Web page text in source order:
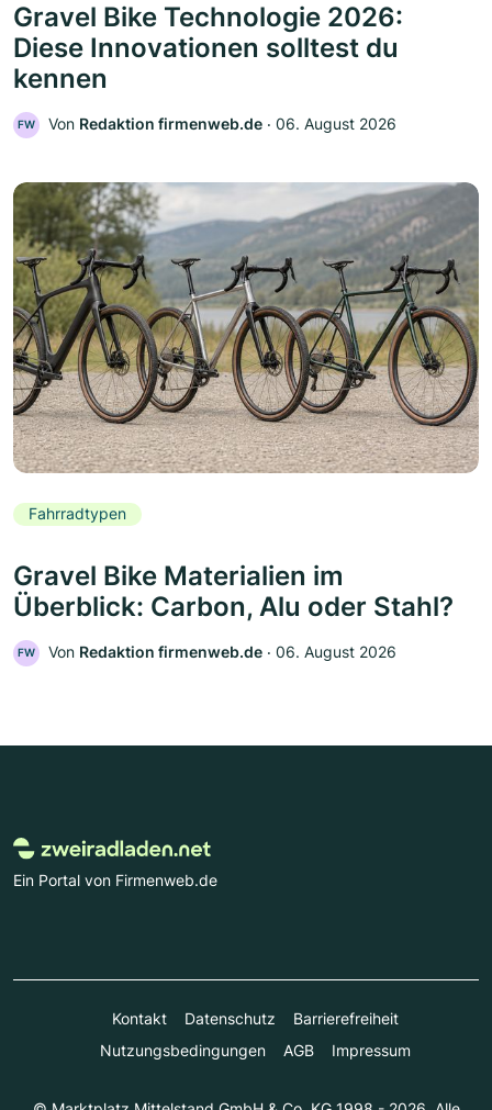
Gravel Bike Technologie 2026:
Diese Innovationen solltest du
kennen
FW Von Redaktion firmenweb.de ‧ 06. August 2026
Fahrradtypen
Gravel Bike Materialien im
Überblick: Carbon, Alu oder Stahl?
FW Von Redaktion firmenweb.de ‧ 06. August 2026
Ein Portal von Firmenweb.de
Kontakt Datenschutz
Barrierefreiheit
Nutzungsbedingungen
AGB Impressum